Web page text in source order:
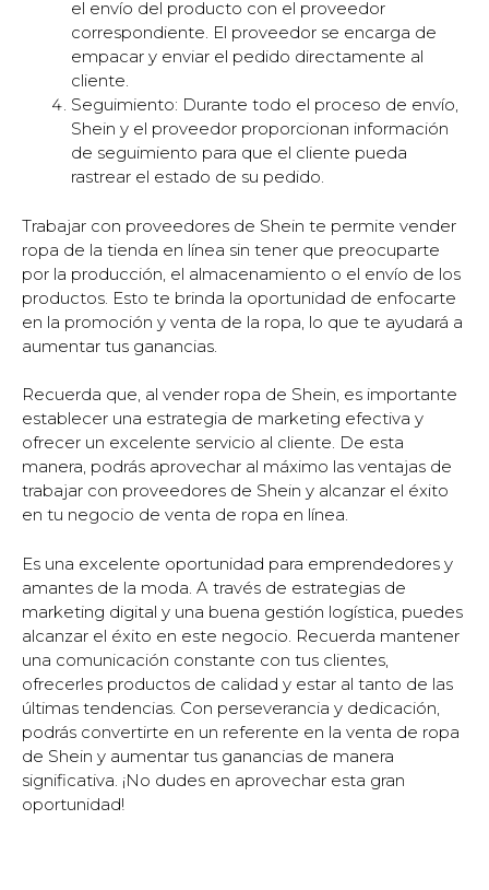
el envío del producto con el proveedor
correspondiente. El proveedor se encarga de
empacar y enviar el pedido directamente al
cliente.
Seguimiento: Durante todo el proceso de envío,
Shein y el proveedor proporcionan información
de seguimiento para que el cliente pueda
rastrear el estado de su pedido.
Trabajar con proveedores de Shein te permite vender
ropa de la tienda en línea sin tener que preocuparte
por la producción, el almacenamiento o el envío de los
productos. Esto te brinda la oportunidad de enfocarte
en la promoción y venta de la ropa, lo que te ayudará a
aumentar tus ganancias.
Recuerda que, al vender ropa de Shein, es importante
establecer una estrategia de marketing efectiva y
ofrecer un excelente servicio al cliente. De esta
manera, podrás aprovechar al máximo las ventajas de
trabajar con proveedores de Shein y alcanzar el éxito
en tu negocio de venta de ropa en línea.
Es una excelente oportunidad para emprendedores y
amantes de la moda. A través de estrategias de
marketing digital y una buena gestión logística, puedes
alcanzar el éxito en este negocio. Recuerda mantener
una comunicación constante con tus clientes,
ofrecerles productos de calidad y estar al tanto de las
últimas tendencias. Con perseverancia y dedicación,
podrás convertirte en un referente en la venta de ropa
de Shein y aumentar tus ganancias de manera
significativa. ¡No dudes en aprovechar esta gran
oportunidad!